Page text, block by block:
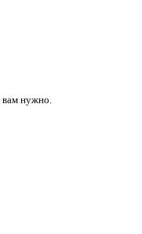
вам нужно.